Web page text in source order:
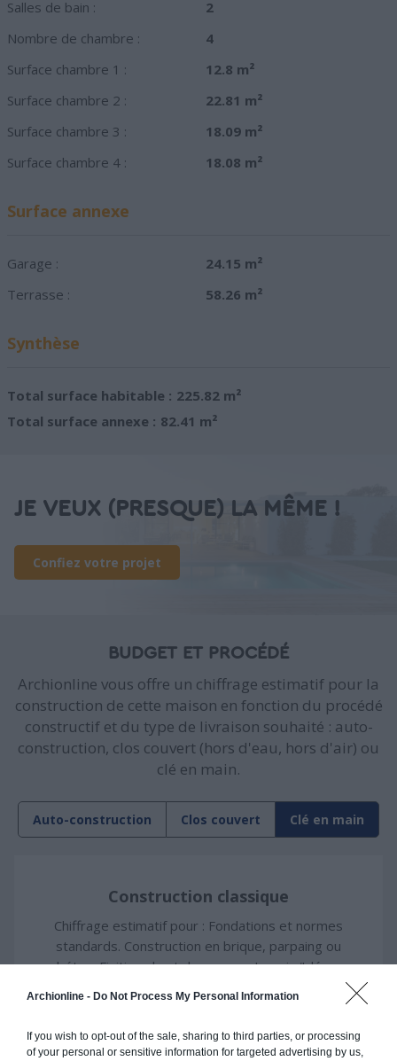
Archionline - Do Not Process My Personal Information
If you wish to opt-out of the sale, sharing to third parties, or processing
of your personal or sensitive information for targeted advertising by us,
Salles de bain :
2
Nombre de chambre :
4
Surface chambre 1 :
12.8 m²
Surface chambre 2 :
22.81 m²
Surface chambre 3 :
18.09 m²
Surface chambre 4 :
18.08 m²
Surface annexe
Garage :
24.15 m²
Terrasse :
58.26 m²
Synthèse
Total surface habitable : 225.82 m²
Total surface annexe : 82.41 m²
JE VEUX (PRESQUE) LA MÊME !
Confiez votre projet
BUDGET ET PROCÉDÉ
Archionline vous offre un chiffrage estimatif pour la
construction de cette maison en fonction du procédé
constructif et du type de livraison souhaité : auto-
construction, clos couvert (hors d'eau, hors d'air) ou
clé en main.
Auto-construction Clos couvert Clé en main
Construction classique
Chiffrage estimatif pour : Fondations et normes
standards. Construction en brique, parpaing ou
béton. Finitions haut de gamme. Le prix "clé en
(cuisine, peinture, sols...), mais exclut piscine,
jardin et clôture.
À partir de